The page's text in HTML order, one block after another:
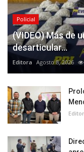
Policial
(VIDEO) Más de
desarticular...
Editora Agosto 8, 2026